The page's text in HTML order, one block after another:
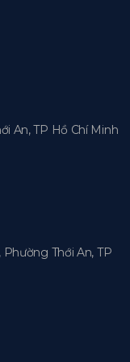
An, TP Hồ Chí Minh
Phường Thới An, TP